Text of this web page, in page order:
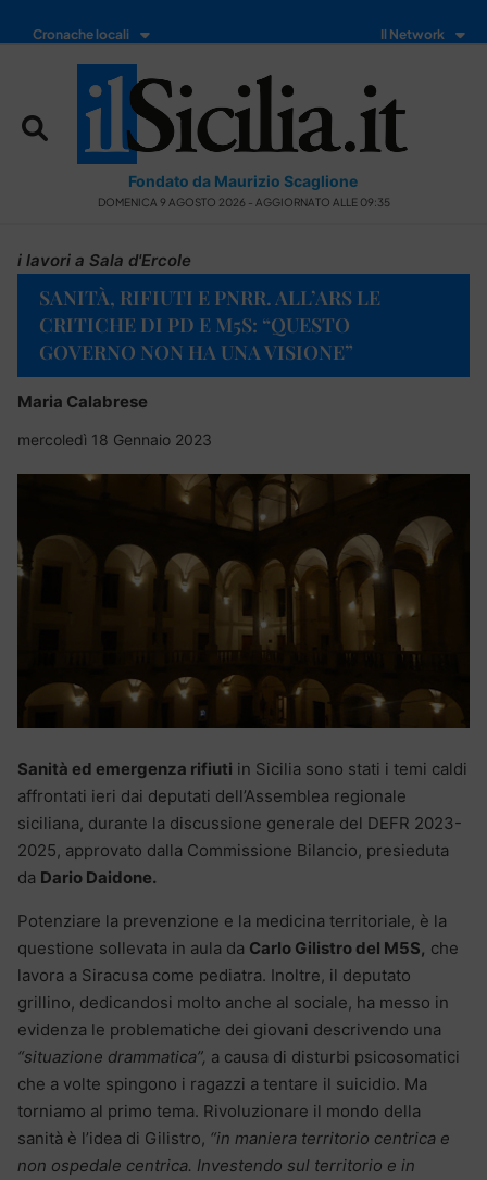
Cronache locali Il Network
Fondato da Maurizio Scaglione
DOMENICA 9 AGOSTO 2026 - AGGIORNATO ALLE 09:35
i lavori a Sala d'Ercole
SANITÀ, RIFIUTI E PNRR. ALL’ARS LE
CRITICHE DI PD E M5S: “QUESTO
GOVERNO NON HA UNA VISIONE”
Maria Calabrese
mercoledì 18 Gennaio 2023
Sanità ed emergenza rifiuti in Sicilia sono stati i temi caldi
affrontati ieri dai deputati dell’Assemblea regionale
siciliana, durante la discussione generale del DEFR 2023-
2025, approvato dalla Commissione Bilancio, presieduta
da Dario Daidone.
Potenziare la prevenzione e la medicina territoriale, è la
questione sollevata in aula da Carlo Gilistro del M5S, che
lavora a Siracusa come pediatra. Inoltre, il deputato
grillino, dedicandosi molto anche al sociale, ha messo in
evidenza le problematiche dei giovani descrivendo una
“situazione drammatica”, a causa di disturbi psicosomatici
che a volte spingono i ragazzi a tentare il suicidio. Ma
torniamo al primo tema. Rivoluzionare il mondo della
sanità è l’idea di Gilistro, “in maniera territorio centrica e
non ospedale centrica. Investendo sul territorio e in